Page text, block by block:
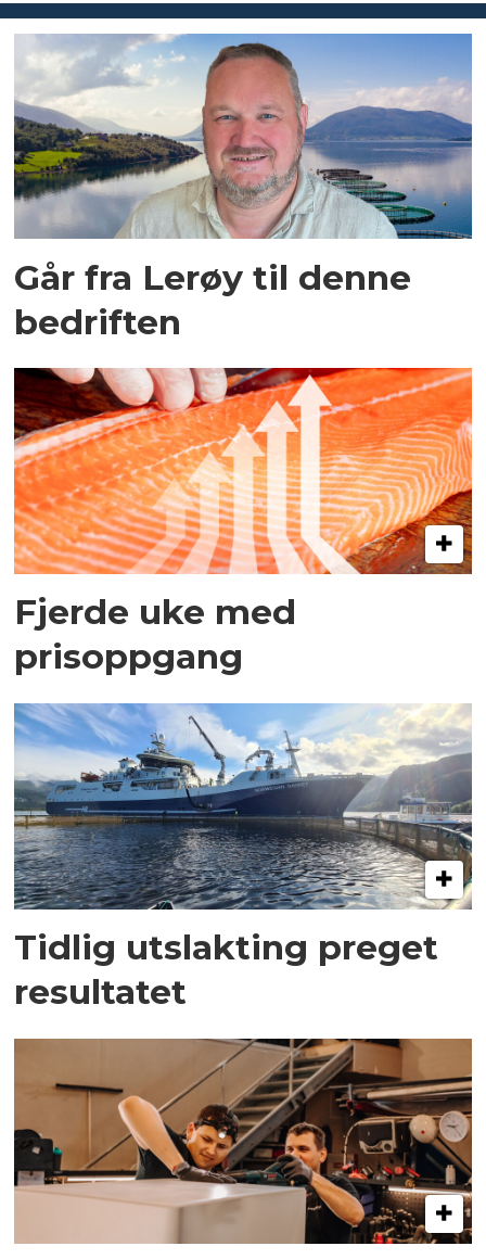
Går fra Lerøy til denne
bedriften
Fjerde uke med
prisoppgang
Tidlig utslakting preget
resultatet